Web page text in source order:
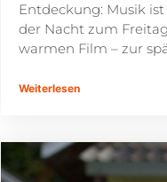
Entdeckung: Musik
der Nacht zum
warmen Film – zur
Weiterlesen